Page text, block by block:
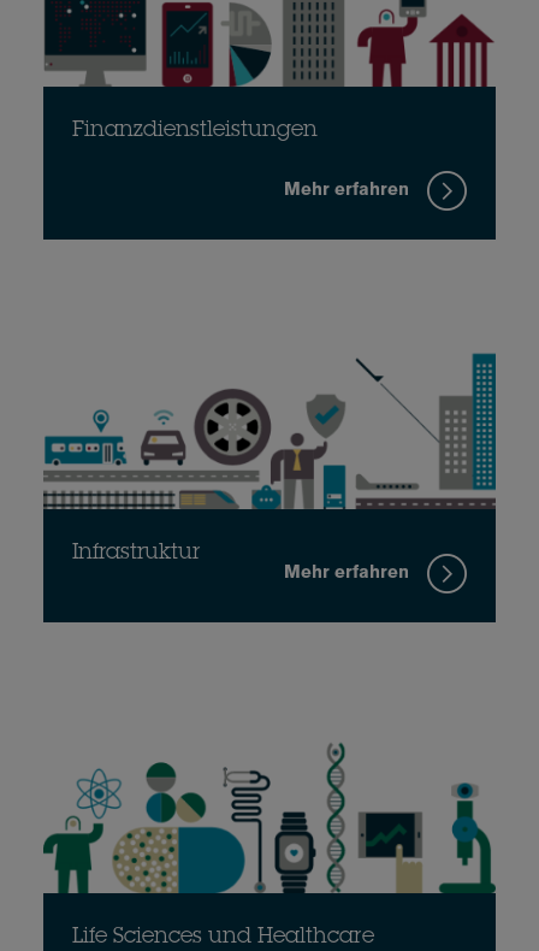
Finanzdienstleistungen
Mehr erfahren
Infrastruktur
Mehr erfahren
Life Sciences und Healthcare